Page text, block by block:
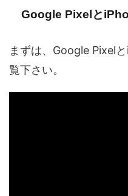
Google Pixelと
まずは、Google Pixel
覧下さい。